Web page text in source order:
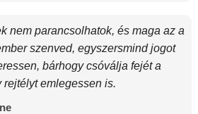
nem parancsolhatok, és maga az a
szenved, egyszersmind jogot
bárhogy csóválja fejét a
rejtélyt emlegessen is.